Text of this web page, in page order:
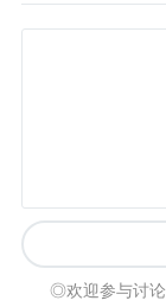
炒黄金和炒股
财行为，那
◎欢迎参与讨论